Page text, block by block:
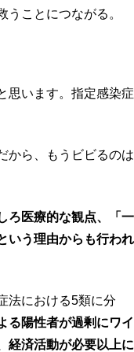
うことにつながる。
思います。指定感染症
から、もうビビるのは
ろ医療的な観点、「一
いう理由からも行われ
法における5類に分
る陽性者が過剰にワイ
経済活動が必要以上に